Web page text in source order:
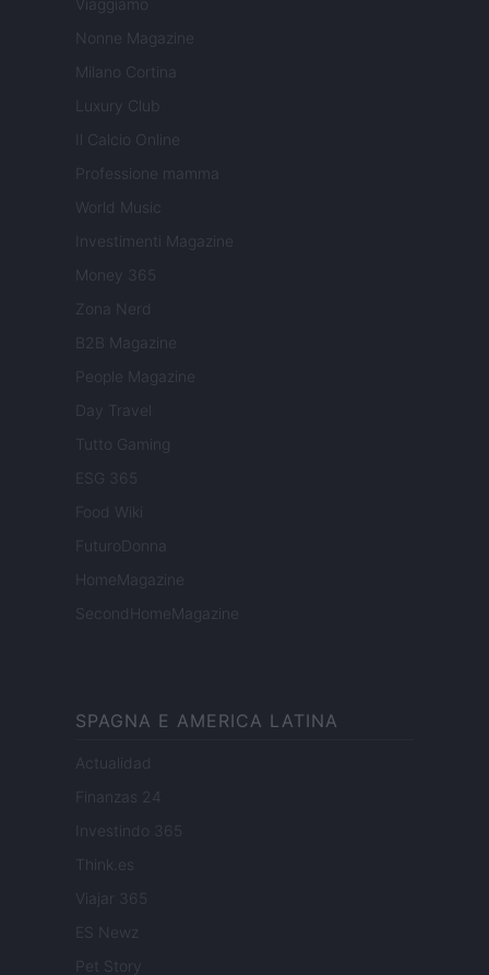
Viaggiamo
Nonne Magazine
Milano Cortina
Luxury Club
Il Calcio Online
Professione mamma
World Music
Investimenti Magazine
Money 365
Zona Nerd
B2B Magazine
People Magazine
Day Travel
Tutto Gaming
ESG 365
Food Wiki
FuturoDonna
HomeMagazine
SecondHomeMagazine
SPAGNA E AMERICA LATINA
Actualidad
Finanzas 24
Investindo 365
Think.es
Viajar 365
ES Newz
Pet Story